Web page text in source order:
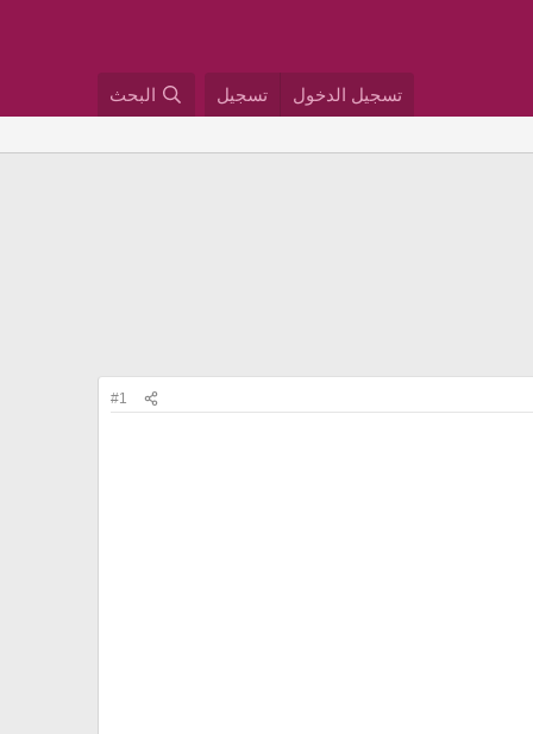
تسجيل الدخول تسجيل البحث
#1